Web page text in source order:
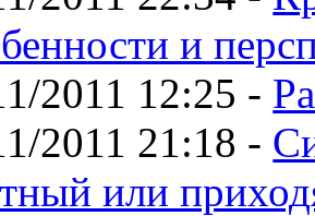
и
2011 12:25 -
2011 21:18 -
или